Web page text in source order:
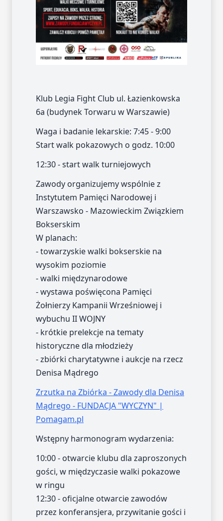
Klub Legia Fight Club ul. Łazienkowska
6a (budynek Torwaru w Warszawie)
Waga i badanie lekarskie: 7:45 - 9:00
Start walk pokazowych o godz. 10:00
12:30 - start walk turniejowych
Zawody organizujemy wspólnie z
Instytutem Pamięci Narodowej i
Warszawsko - Mazowieckim Związkiem
Bokserskim
W planach:
- towarzyskie walki bokserskie na
wysokim poziomie
- walki międzynarodowe
- wystawa poświęcona Pamięci
Żołnierzy Kampanii Wrześniowej i
wybuchu II WOJNY
- krótkie prelekcje na tematy
historyczne dla młodzieży
- zbiórki charytatywne i aukcje na rzecz
Denisa Mądrego
Zrzutka na Zbiórka - Zawody dla Denisa
Mądrego - FUNDACJA "WYCZYN" |
Pomagam.pl
Wstępny harmonogram wydarzenia:
10:00 - otwarcie klubu dla zaproszonych
gości, w międzyczasie walki pokazowe
w ringu
12:30 - oficjalne otwarcie zawodów
przez konferansjera, przywitanie gości i